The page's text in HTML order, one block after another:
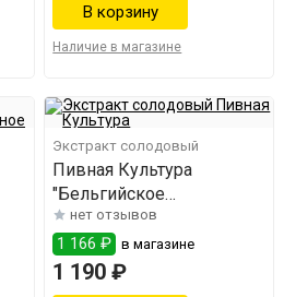
Наличие в магазине
Экстракт солодовый
Пивная Культура
"Бельгийское
Пшеничное"
нет отзывов
1 166 ₽ в магазине
1 190 ₽